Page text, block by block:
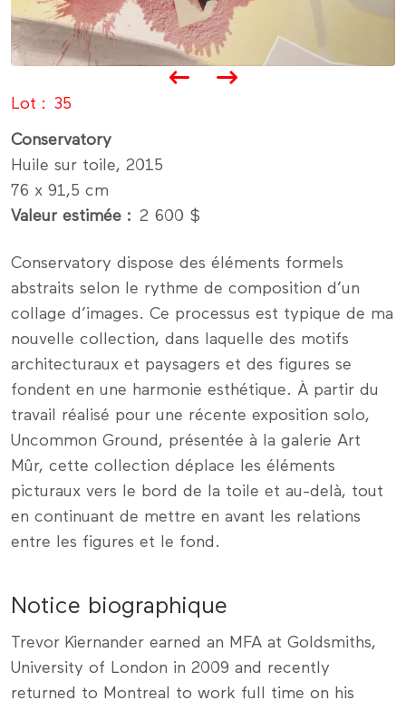
Lot 35
Conservatory
Huile sur toile, 2015
76 x 91,5 cm
Valeur estimée
2 600 $
Conservatory dispose des éléments formels
abstraits selon le rythme de composition d’un
collage d’images. Ce processus est typique de ma
nouvelle collection, dans laquelle des motifs
architecturaux et paysagers et des figures se
fondent en une harmonie esthétique. À partir du
travail réalisé pour une récente exposition solo,
Uncommon Ground, présentée à la galerie Art
Mûr, cette collection déplace les éléments
picturaux vers le bord de la toile et au-delà, tout
en continuant de mettre en avant les relations
entre les figures et le fond.
Notice biographique
Trevor Kiernander earned an MFA at Goldsmiths,
University of London in 2009 and recently
returned to Montreal to work full time on his